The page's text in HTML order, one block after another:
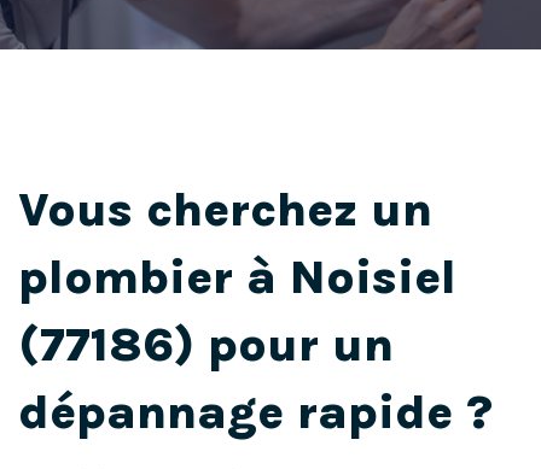
Vous cherchez un
plombier à Noisiel
(77186) pour un
dépannage rapide ?